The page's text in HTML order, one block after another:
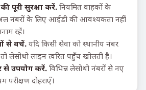
पूरी सुरक्षा करें. नियमित वाहकों के
नंबरों के लिए आईडी की आवश्यकता नहीं
रहें।
से बचें. यदि किसी सेवा को स्थानीय नंबर
लेसोथो लाइन त्वरित पहुँच खोलती है।
से उपयोग करें. विभिन्न लेसोथो नंबरों से नए
परीक्षण दोहराएँ।